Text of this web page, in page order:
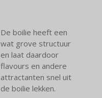
De boilie heeft een
wat grove structuur
en laat daardoor
flavours en andere
attractanten snel uit
de boilie lekken.